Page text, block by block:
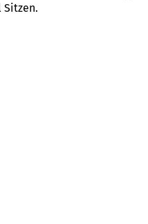
Sitzen.